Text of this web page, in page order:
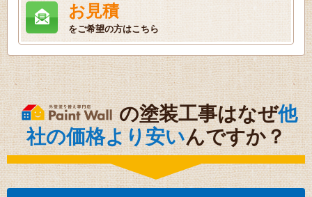
お見積
をご希望の方はこちら
の塗装工事はなぜ他
社の価格より安いんですか？